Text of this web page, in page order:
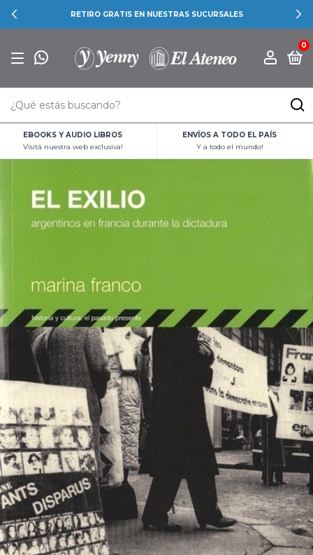
RETIRO GRATIS EN NUESTRAS SUCURSALES
0
EBOOKS Y AUDIO LIBROS
Visitá nuestra web exclusiva!
ENVÍOS A TODO EL PAÍS
Y a todo el mundo!